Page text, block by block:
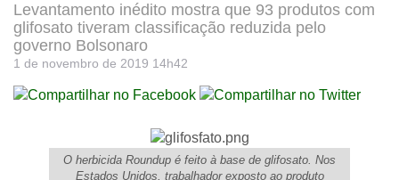
Levantamento inédito mostra que 93 produtos com
glifosato tiveram classificação reduzida pelo
governo Bolsonaro
1 de novembro de 2019 14h42
O herbicida Roundup é feito à base de glifosato. Nos
Estados Unidos, trabalhador exposto ao produto